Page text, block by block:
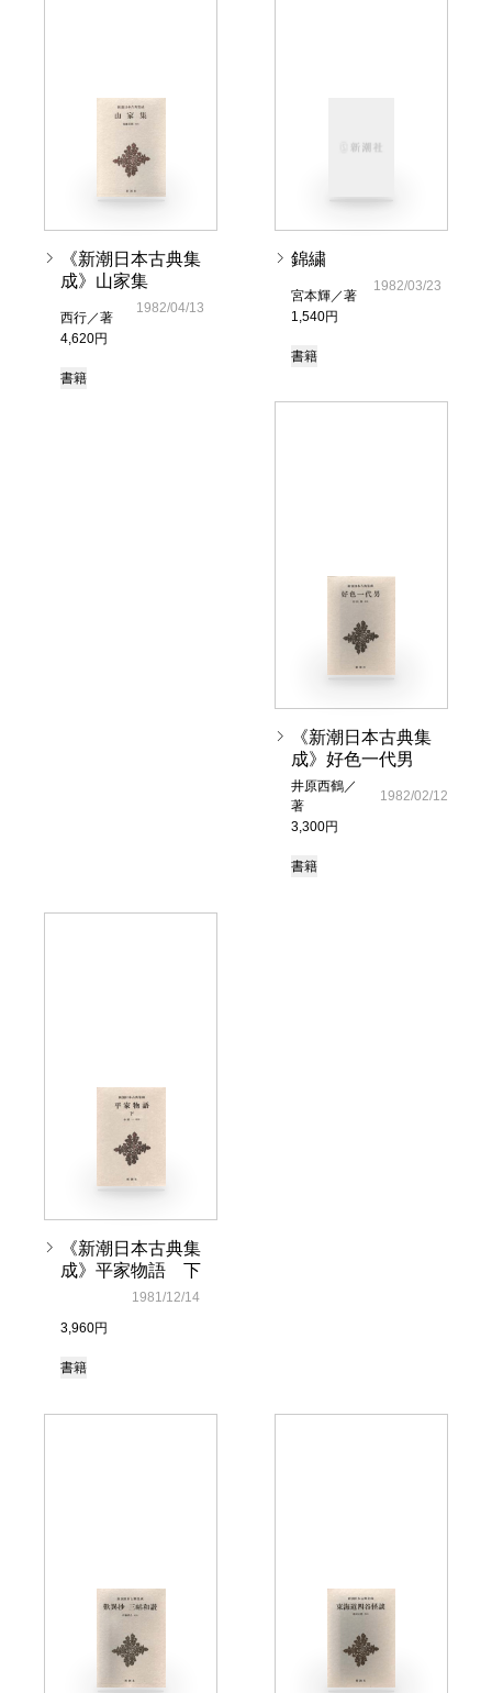
《新潮日本古典集
成》山家集
西行／著
4,620円
1982/04/13
書籍
錦繍
宮本輝／著
1,540円
1982/03/23
書籍
《新潮日本古典集
成》好色一代男
井原西鶴／
著
3,300円
1982/02/12
書籍
《新潮日本古典集
成》平家物語 下
3,960円
1981/12/14
書籍